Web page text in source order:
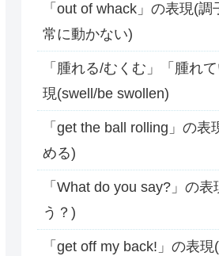
「out of whack」の表現(調
常に動かない)
「腫れる/むくむ」「腫れ
現(swell/be swollen)
「get the ball rolling」の表
める)
「What do you say?」の表
う？)
「get off my back!」の表